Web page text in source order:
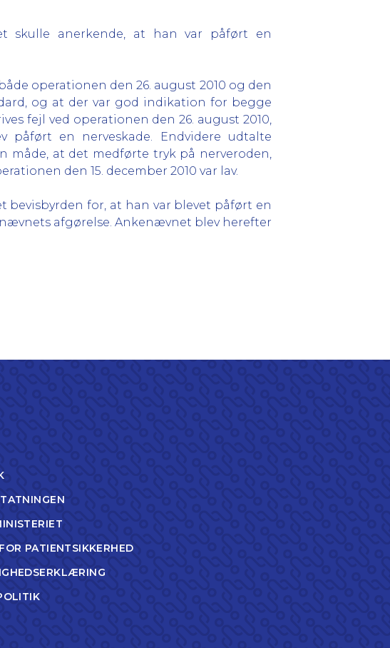
skulle anerkende, at han var påført en
operationen den 26. august 2010 og den
og at der var god indikation for begge
fejl ved operationen den 26. august 2010,
påført en nerveskade. Endvidere udtalte
måde, at det medførte tryk på nerveroden,
den 15. december 2010 var lav.
for, at han var blevet påført en
afgørelse. Ankenævnet blev herefter
PATIENTSIKKERHED